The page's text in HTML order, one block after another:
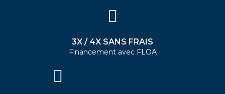
3X / 4X SANS FRAIS
Financement avec FLOA